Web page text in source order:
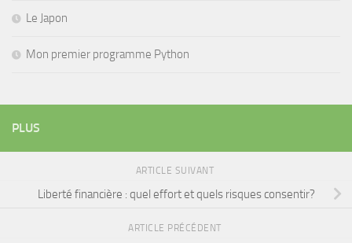
Le Japon
Mon premier programme Python
PLUS
ARTICLE SUIVANT
Liberté financière : quel effort et quels risques consentir?
ARTICLE PRÉCÉDENT